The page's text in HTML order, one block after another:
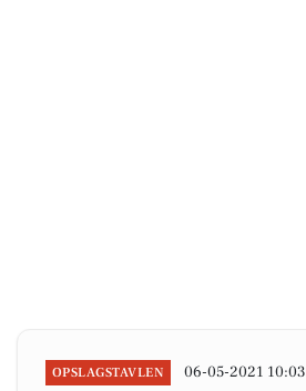
OPSLAGSTAVLEN 06-05-2021 10:03